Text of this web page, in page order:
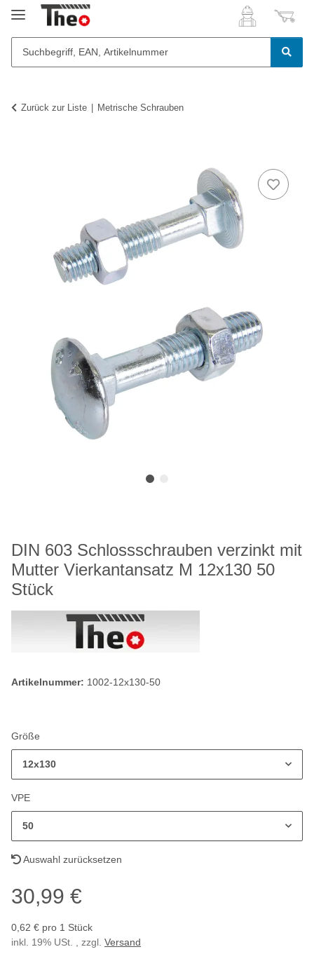
Zurück zur Liste Metrische Schrauben
DIN 603 Schlossschrauben verzinkt mit
Mutter Vierkantansatz M 12x130 50
Stück
Artikelnummer: 1002-12x130-50
Größe
12x130
VPE
50
Auswahl zurücksetzen
30,99 €
0,62 € pro 1 Stück
inkl. 19% USt. , zzgl. Versand